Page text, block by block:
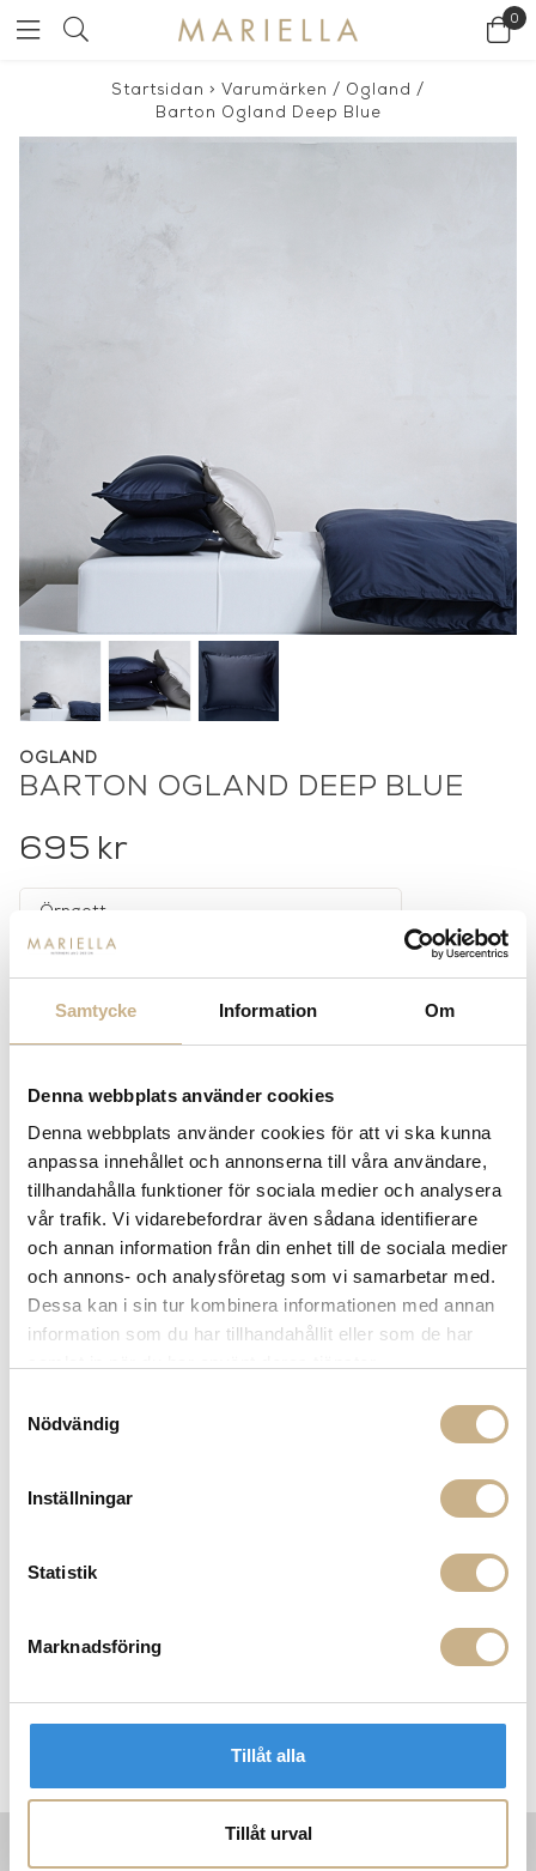
Samtycke Information Om
Denna webbplats använder cookies
Denna webbplats använder cookies för att vi ska kunna
anpassa innehållet och annonserna till våra användare,
tillhandahålla funktioner för sociala medier och analysera
vår trafik. Vi vidarebefordrar även sådana identifierare
och annan information från din enhet till de sociala medier
och annons- och analysföretag som vi samarbetar med.
Dessa kan i sin tur kombinera informationen med annan
information som du har tillhandahållit eller som de har
Nödvändig
Inställningar
Statistik
Marknadsföring
Tillåt alla
Tillåt urval
0
Startsidan > Varumärken / Ogland
/
Barton Ogland Deep Blue
OGLAND
BARTON OGLAND DEEP BLUE
695 kr
Lagerstatus: Beställningsvara
Leverans inom 3-5 arbetsdagar på lagervaror
nyhetsbrev
Fri frakt på mindra varor vid köp över 1000:-
900:- i frakt vid köp av större möbler
Hämta i butik
FRÅGA OSS OM PRODUKTEN
BESKRIVNING
Empire Ogland Oasis Green